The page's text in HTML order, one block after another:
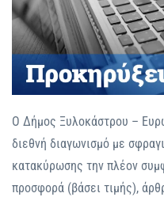
Ο Δήμος Ξυλοκάστρου –
διεθνή διαγωνισμό με
κατακύρωσης την πλέον
προσφορά (βάσει τιμής),